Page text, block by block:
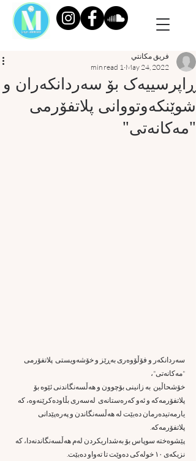
ڕاپرسییەک بۆ سەردانکەران و
شوێنکەوتووانی پلاتفۆرمی
"مەکانەتی"
فريق مكانتي
May 24, 2022
1 min read
سەردانکەر و فۆڵۆوەری بەڕێز و خۆشەویستی  پلاتفۆرمی
"مەکانەتی"،
خۆشحاڵین  بە زانینی بۆچوون و هەڵسەنگاندنی ئێوە بۆ
پلاتفۆرمەکە و ئەو کەرەستانەی  لەسەری بڵاودەکرێنەوە، کە
یارمەتیدەرمان دەبێت لە هەڵسەنگاندن و پەرەپێدانی
پلاتفۆرمەکە.
پێشوەختە سوپاس بۆ بەشداریکردن لەم هەڵسەنگاندنەدا، کە
نزیکەی ١٠ خولەکی دەوێت تا تەواو دەبێت.